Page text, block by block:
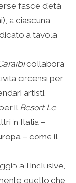
fasce d’età
a ciascuna
a tavola
collabora
circensi per
artisti.
il Resort Le
in Italia –
– come il
all inclusive,
quello che